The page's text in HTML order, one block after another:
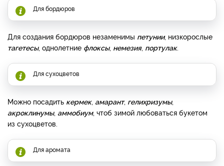
Для бордюров
Для создания бордюров незаменимы петунии, низкорослые
тагетесы, однолетние флоксы, немезия, портулак.
Для сухоцветов
Можно посадить кермек, амарант, гелихризумы,
акроклинумы, аммобиум, чтоб зимой любоваться букетом
из сухоцветов.
Для аромата